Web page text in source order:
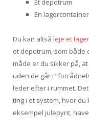
Et depotrum
En lagercontainer
Du kan altså leje et lager
et depotrum, som både
måde er du sikker på,
uden de går i
leder efter i rummet.
ting i et system, hvor
eksempel julepynt,